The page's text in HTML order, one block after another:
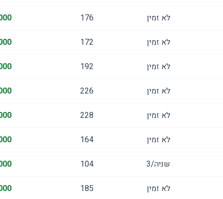
לא זמין 176
לא זמין 172
לא זמין 192
לא זמין 226
לא זמין 228
לא זמין 164
שניה/3 104
לא זמין 185